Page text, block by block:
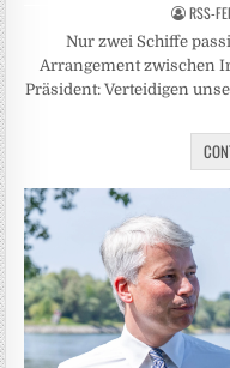
RSS-
Nur zwei Schiffe
Arrangement zwischen
Präsident: Verteidigen